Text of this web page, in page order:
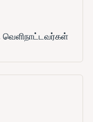
வெளிநாட்டவர்கள்